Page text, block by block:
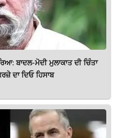
ਬਾਦਲ-ਮੋਦੀ ਮੁਲਾਕਾਤ ਦੀ ਚਿੰਤਾ
ਦਾ ਦਿਓ ਹਿਸਾਬ